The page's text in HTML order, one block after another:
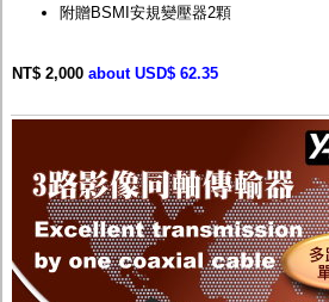
附贈BSMI安規變壓器2顆
NT$ 2,000 about USD$ 62.35